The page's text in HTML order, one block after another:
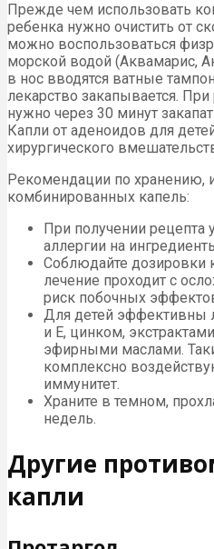
Прежде чем использовать
ребенка нужно очистить от
можно воспользоваться
морской водой (Аквамарис,
в нос вводятся ватные
лекарство закапывается.
нужно через 30 минут
Капли от аденоидов для
хирургического
Рекомендации по хранению,
комбинированных капель:
При получении рецепта
аллергии на
Соблюдайте дозировки
лечение проходит с
риск побочных
Для детей эффективны
и Е, цинком,
эфирными маслами.
комплексно
иммунитет.
Храните в темном,
недель.
Другие
капли